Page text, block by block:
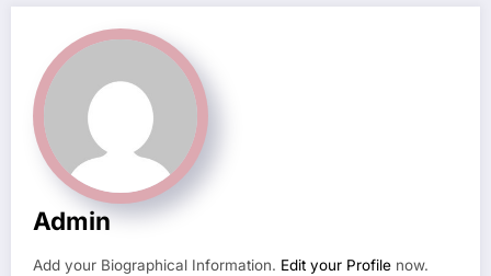
Admin
Add your Biographical Information. Edit your Profile now.